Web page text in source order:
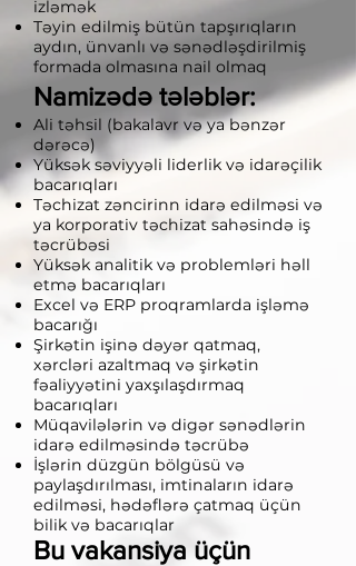
izləmək
Təyin edilmiş bütün tapşırıqların
aydın, ünvanlı və sənədləşdirilmiş
formada olmasına nail olmaq
Namizədə tələblər:
Ali təhsil (bakalavr və ya bənzər
dərəcə)
Yüksək səviyyəli liderlik və idarəçilik
bacarıqları
Təchizat zəncirinn idarə edilməsi və
ya korporativ təchizat sahəsində iş
təcrübəsi
Yüksək analitik və problemləri həll
etmə bacarıqları
Excel və ERP proqramlarda işləmə
bacarığı
Şirkətin işinə dəyər qatmaq,
xərcləri azaltmaq və şirkətin
fəaliyyətini yaxşılaşdırmaq
bacarıqları
Müqavilələrin və digər sənədlərin
idarə edilməsində təcrübə
İşlərin düzgün bölgüsü və
paylaşdırılması, imtinaların idarə
edilməsi, hədəflərə çatmaq üçün
bilik və bacarıqlar
Bu vakansiya üçün